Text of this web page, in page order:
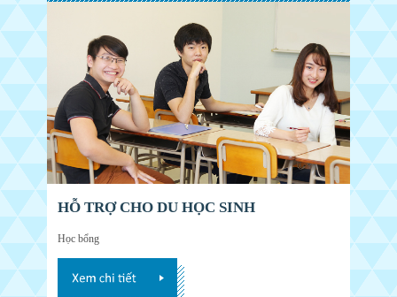
HỖ TRỢ CHO DU HỌC SINH
Học bổng